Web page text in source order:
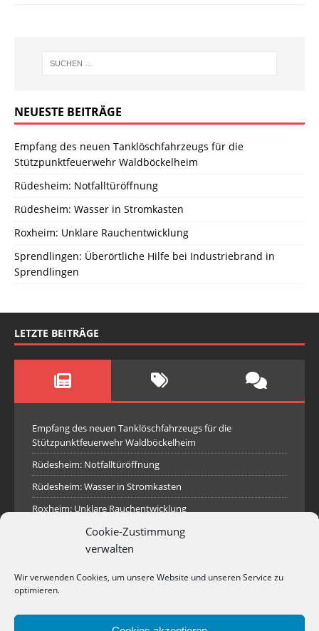
Cookie-Zustimmung
verwalten
Wir verwenden Cookies, um unsere Website und unseren Service zu
optimieren.
NEUESTE BEITRÄGE
Empfang des neuen Tanklöschfahrzeugs für die
Stützpunktfeuerwehr Waldböckelheim
Rüdesheim: Notfalltüröffnung
Rüdesheim: Wasser in Stromkasten
Roxheim: Unklare Rauchentwicklung
Sprendlingen: Überörtliche Hilfe bei Industriebrand in
Sprendlingen
LETZTE BEITRÄGE
Empfang des neuen Tanklöschfahrzeugs für die
Stützpunktfeuerwehr Waldböckelheim
Rüdesheim: Notfalltüröffnung
Rüdesheim: Wasser in Stromkasten
Roxheim: Unklare Rauchentwicklung
Sprendlingen: Überörtliche Hilfe bei Industriebrand in
Sprendlingen
Rüdesheim: Aufgerissener Dieseltank